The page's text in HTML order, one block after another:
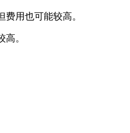
用也可能较高。
。